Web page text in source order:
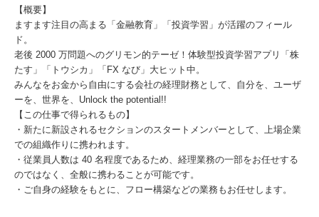
【概要】
ますます注目の高まる「金融教育」「投資学習」が活躍のフィール
ド。
老後 2000 万問題へのグリモン的テーゼ！体験型投資学習アプリ「株
たす」「トウシカ」「FX なび」大ヒット中。
みんなをお金から自由にする会社の経理財務として、自分を、ユーザ
ーを、世界を、Unlock the potential!!
【この仕事で得られるもの】
・新たに新設されるセクションのスタートメンバーとして、上場企業
での組織作りに携われます。
・従業員人数は 40 名程度であるため、経理業務の一部をお任せする
のではなく、全般に携わることが可能です。
・ご自身の経験をもとに、フロー構築などの業務もお任せします。